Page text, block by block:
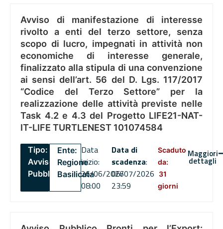
Avviso di manifestazione di interesse
rivolto a enti del terzo settore, senza
scopo di lucro, impegnati in attività non
economiche di interesse generale,
finalizzato alla stipula di una convenzione
ai sensi dell’art. 56 del D. Lgs. 117/2017
“Codice del Terzo Settore” per la
realizzazione delle attività previste nelle
Task 4.2 e 4.3 del Progetto LIFE21-NAT-
IT-LIFE TURTLENEST 101074584
Tipo:
Avviso
Pubblico
Ente:
Regione
Basilicata
Data
inizio:
26/06/2026
08:00
Data di
scadenza:
06/07/2026
23:59
Scaduto
da:
31
giorni
Maggiori
dettagli